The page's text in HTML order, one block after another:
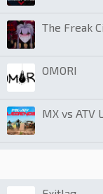
The Freak
OMORI
MX vs ATV